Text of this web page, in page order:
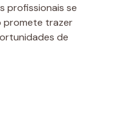
profissionais se
promete trazer
de